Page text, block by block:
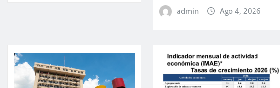
admin Ago 4, 2026